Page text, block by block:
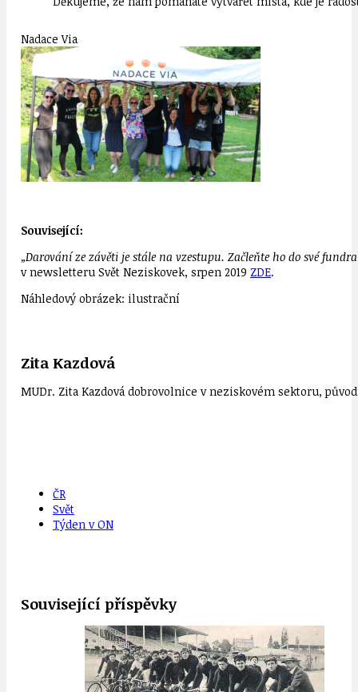
Nadace Via
Související:
„Darování ze závěti je stále na vzestupu. Začleňte ho do své
v newsletteru Svět Neziskovek, srpen 2019 ZDE.
Náhledový obrázek: ilustrační
Zita Kazdová
MUDr. Zita Kazdová dobrovolnice v neziskovém sektoru,
ČR
Svět
Týden v ON
Související příspěvky